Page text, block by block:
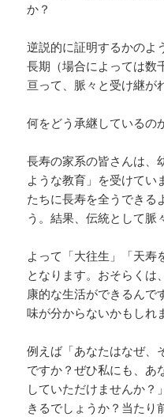
か？
逆説的に証明するかのよ
長期（場合によっては数
亘って、脈々と受け継が
何をどう承継しているの
長寿の家系の皆さんは、
ような教育」を受けてい
たちに長寿を全うできる
う。結果、伝統として脈
よって「大往生」「天寿
となります。おそらくは
康的な生活ができるんで
味が分からないかもしれ
例えば「あなたはなぜ、
ですか？ぜひ私にも、あ
していただけませんか？
きるでしょうか？当たり